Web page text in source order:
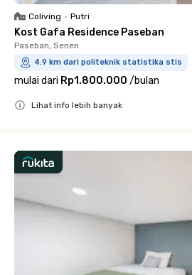
Coliving • Putri
Kost Gafa Residence Paseban
Paseban, Senen
4.9 km dari politeknik statistika stis
mulai dari Rp1.800.000 /bulan
Lihat info lebih banyak